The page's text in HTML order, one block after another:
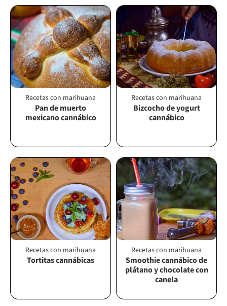
Recetas con marihuana
Pan de muerto
mexicano cannábico
Recetas con marihuana
Bizcocho de yogurt
cannábico
Recetas con marihuana
Tortitas cannábicas
Recetas con marihuana
Smoothie cannábico de
plátano y chocolate con
canela